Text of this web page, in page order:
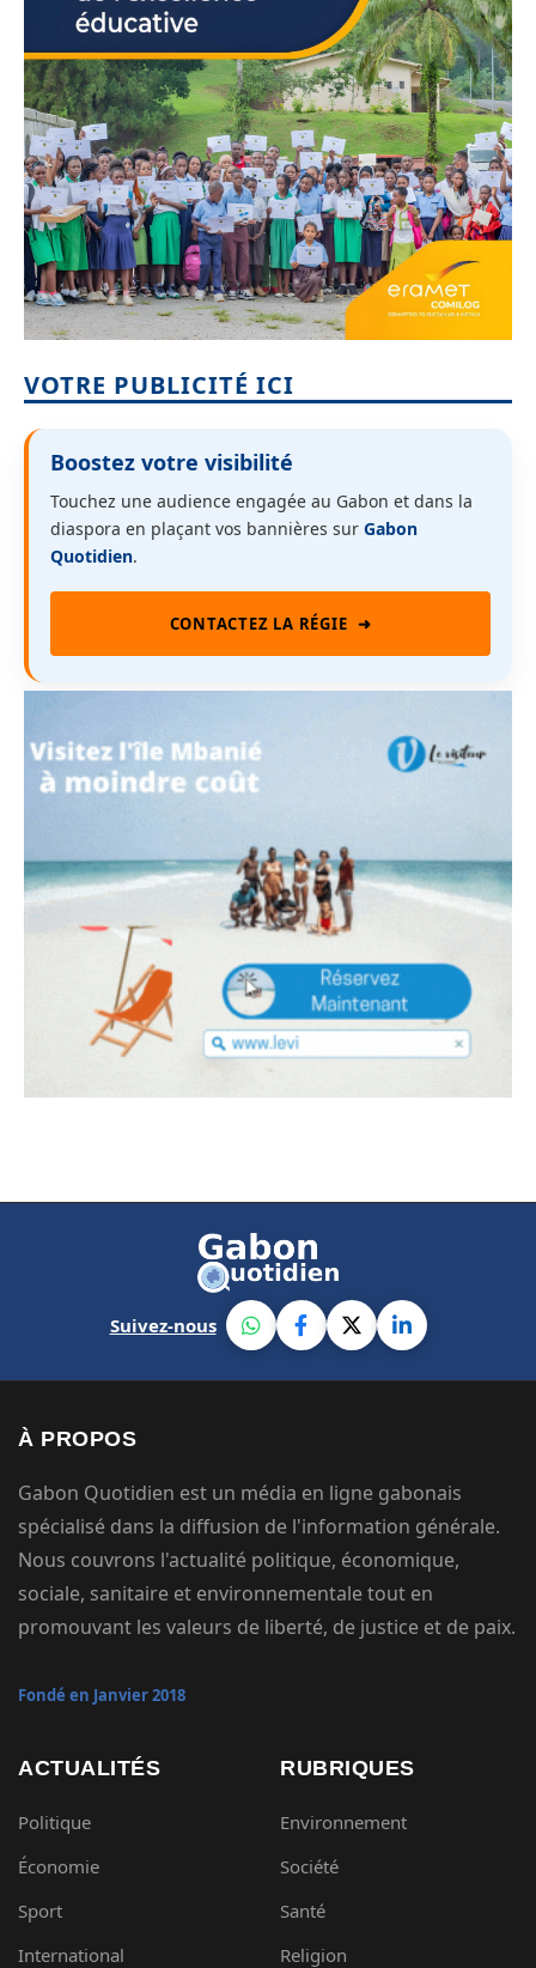
VOTRE PUBLICITÉ ICI
Boostez votre visibilité
Touchez une audience engagée au Gabon et dans la
diaspora en plaçant vos bannières sur Gabon
Quotidien.
CONTACTEZ LA RÉGIE ➜
Suivez-nous
À PROPOS
Gabon Quotidien est un média en ligne gabonais
spécialisé dans la diffusion de l'information générale.
Nous couvrons l'actualité politique, économique,
sociale, sanitaire et environnementale tout en
promouvant les valeurs de liberté, de justice et de paix.
Fondé en Janvier 2018
ACTUALITÉS
Politique
Économie
Sport
International
RUBRIQUES
Environnement
Société
Santé
Religion